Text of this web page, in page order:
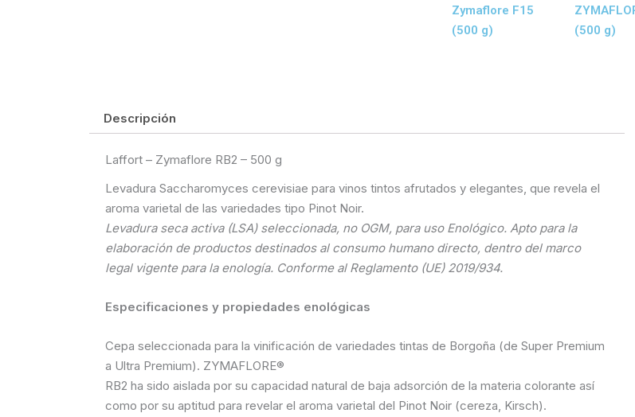
Zymaflore F15
(500 g)
(500 g)
Descripción
Laffort – Zymaflore RB2 – 500 g
Levadura Saccharomyces cerevisiae para vinos tintos afrutados y elegantes, que revela el
aroma varietal de las variedades tipo Pinot Noir.
Levadura seca activa (LSA) seleccionada, no OGM, para uso Enológico. Apto para la
elaboración de productos destinados al consumo humano directo, dentro del marco
legal vigente para la enología. Conforme al Reglamento (UE) 2019/934.
Especificaciones y propiedades enológicas
Cepa seleccionada para la vinificación de variedades tintas de Borgoña (de Super Premium
a Ultra Premium). ZYMAFLORE®
RB2 ha sido aislada por su capacidad natural de baja adsorción de la materia colorante así
como por su aptitud para revelar el aroma varietal del Pinot Noir (cereza, Kirsch).